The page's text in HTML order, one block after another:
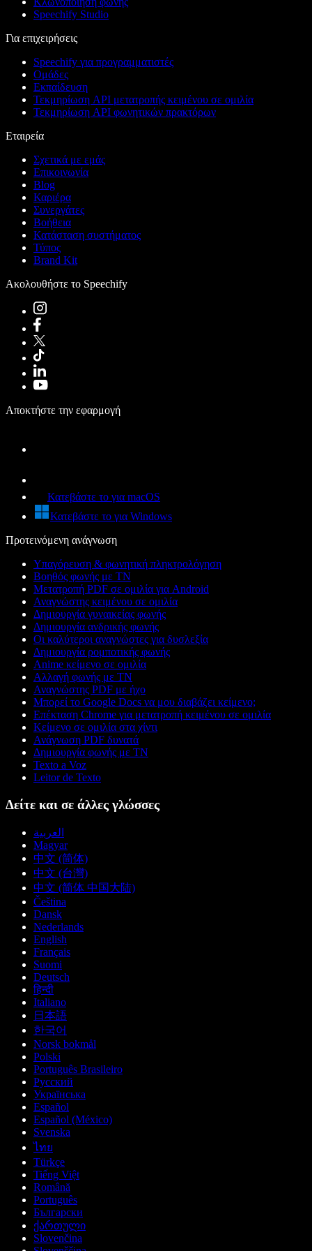
Speechify Studio
Για επιχειρήσεις
Speechify για προγραμματιστές
Ομάδες
Εκπαίδευση
Τεκμηρίωση API μετατροπής κειμένου σε ομιλία
Τεκμηρίωση API φωνητικών πρακτόρων
Εταιρεία
Σχετικά με εμάς
Επικοινωνία
Blog
Καριέρα
Συνεργάτες
Βοήθεια
Κατάσταση συστήματος
Τύπος
Brand Kit
Ακολουθήστε το Speechify
Αποκτήστε την εφαρμογή
Κατεβάστε το για macOS
Κατεβάστε το για Windows
Προτεινόμενη ανάγνωση
Υπαγόρευση & φωνητική πληκτρολόγηση
Βοηθός φωνής με ΤΝ
Μετατροπή PDF σε ομιλία για Android
Αναγνώστης κειμένου σε ομιλία
Δημιουργία γυναικείας φωνής
Δημιουργία ανδρικής φωνής
Οι καλύτεροι αναγνώστες για δυσλεξία
Δημιουργία ρομποτικής φωνής
Anime κείμενο σε ομιλία
Αλλαγή φωνής με ΤΝ
Αναγνώστης PDF με ήχο
Μπορεί το Google Docs να μου διαβάζει κείμενο;
Επέκταση Chrome για μετατροπή κειμένου σε ομιλία
Κείμενο σε ομιλία στα χίντι
Ανάγνωση PDF δυνατά
Δημιουργία φωνής με ΤΝ
Texto a Voz
Leitor de Texto
Δείτε και σε άλλες γλώσσες
العربية
Magyar
中文 (简体)
中文 (台灣)
中文 (简体 中国大陆)
Čeština
Dansk
Nederlands
English
Français
Suomi
Deutsch
हिन्दी
Italiano
日本語
한국어
Norsk bokmål
Polski
Português Brasileiro
Русский
Українська
Español
Español (México)
Svenska
ไทย
Türkçe
Tiếng Việt
Română
Português
Български
ქართული
Slovenčina